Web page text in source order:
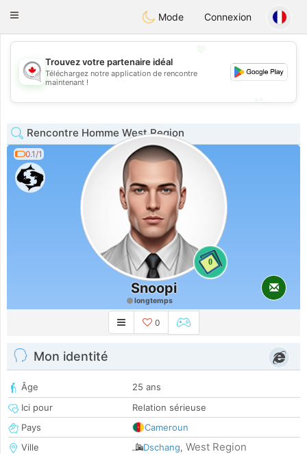
CANADIAN chat
Toggle
Mode Connexion
💖
💕
Trouvez votre partenaire idéal
Téléchargez notre application de rencontre
maintenant !
Rencontre Homme West Region
0.1/1
0
Snoopi
longtemps
0
Mon identité
Âge
25 ans
Ici pour
Relation sérieuse
Pays
Cameroun
Ville
Dschang, West Region